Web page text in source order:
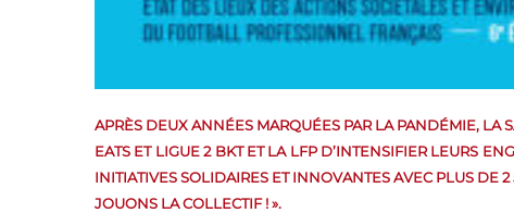
APRÈS DEUX ANNÉES MARQUÉES PAR LA PANDÉMIE, LA
EATS ET LIGUE 2 BKT ET LA LFP D’INTENSIFIER LEURS
INITIATIVES SOLIDAIRES ET INNOVANTES AVEC PLUS DE
JOUONS LA COLLECTIF ! ».